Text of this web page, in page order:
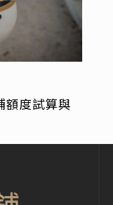
額度試算與